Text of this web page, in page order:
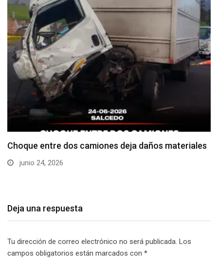
Choque entre dos camiones deja daños materiales
junio 24, 2026
Deja una respuesta
Tu dirección de correo electrónico no será publicada. Los
campos obligatorios están marcados con *